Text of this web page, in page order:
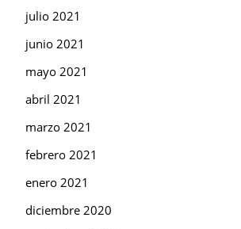
julio 2021
junio 2021
mayo 2021
abril 2021
marzo 2021
febrero 2021
enero 2021
diciembre 2020